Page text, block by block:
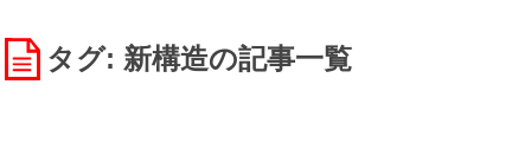
タグ: 新構造の記事一覧